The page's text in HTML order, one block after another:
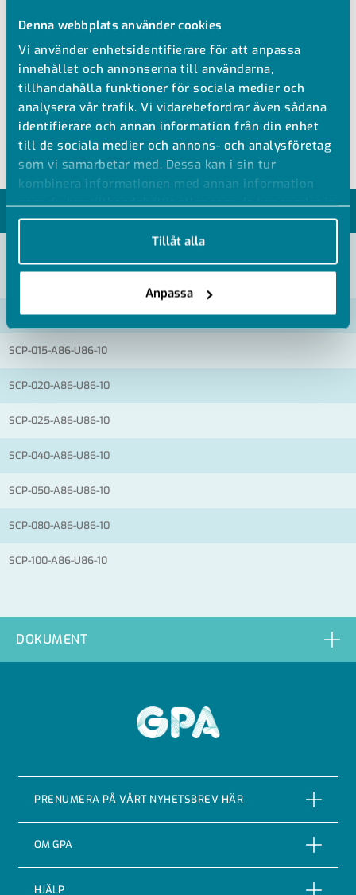
Denna webbplats använder cookies
Vi använder enhetsidentifierare för att anpassa
innehållet och annonserna till användarna,
tillhandahålla funktioner för sociala medier och
analysera vår trafik. Vi vidarebefordrar även sådana
identifierare och annan information från din enhet
till de sociala medier och annons- och analysföretag
som vi samarbetar med. Dessa kan i sin tur
kombinera informationen med annan information
som du har tillhandahållit eller som de har samlat in
när du har använt deras tjänster.
Tillåt alla
Anpassa
Finns med reglerfunktion
Max tryck 16 bar
Mediaberörda delar i fluorplasten PFA
Dimension DN15 - DN100
Temperaturområde från -40°C till +200°C
MODELLER
VISA ALLA MÅTT +
Artikelnummer RSK
SCP-015-A86-U86-10
SCP-020-A86-U86-10
SCP-025-A86-U86-10
SCP-040-A86-U86-10
SCP-050-A86-U86-10
SCP-080-A86-U86-10
SCP-100-A86-U86-10
DOKUMENT
PRENUMERA PÅ VÅRT NYHETSBREV HÄR
OM GPA
Om företaget
HJÄLP